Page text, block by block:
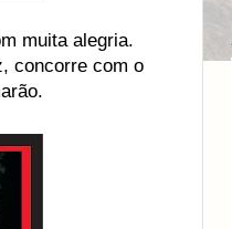
muita alegria.
concorre com o